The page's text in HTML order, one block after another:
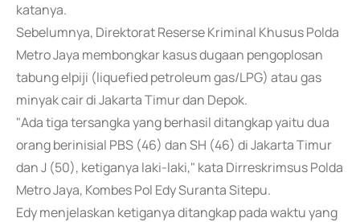
katanya.
Sebelumnya, Direktorat Reserse Kriminal Khusus Polda
Metro Jaya membongkar kasus dugaan pengoplosan
tabung elpiji (liquefied petroleum gas/LPG) atau gas
minyak cair di Jakarta Timur dan Depok.
"Ada tiga tersangka yang berhasil ditangkap yaitu dua
orang berinisial PBS (46) dan SH (46) di Jakarta Timur
dan J (50), ketiganya laki-laki," kata Dirreskrimsus Polda
Metro Jaya, Kombes Pol Edy Suranta Sitepu.
Edy menjelaskan ketiganya ditangkap pada waktu yang